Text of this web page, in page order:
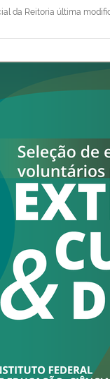
da Reitoria última